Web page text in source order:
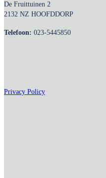
De Fruittuinen 2
2132 NZ HOOFDDORP
Telefoon: 023-5445850
Privacy Policy